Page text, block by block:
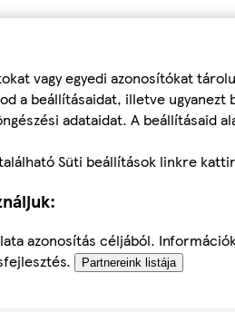
vagy egyedi azonosítókat
a beállításaidat, illetve
adataidat. A beállításaid
Süti beállítások linkre
azonosítás céljából.
Partnereink listája